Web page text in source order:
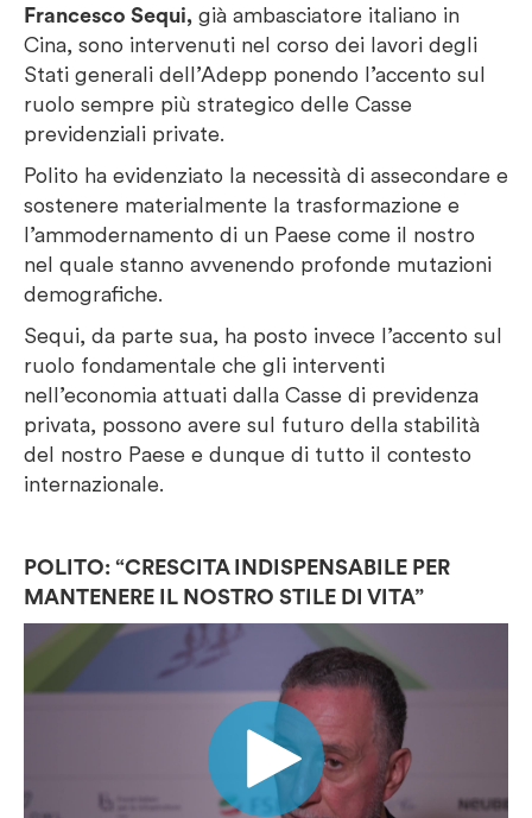
Francesco Sequi, già ambasciatore italiano in
Cina, sono intervenuti nel corso dei lavori degli
Stati generali dell’Adepp ponendo l’accento sul
ruolo sempre più strategico delle Casse
previdenziali private.
Polito ha evidenziato la necessità di assecondare e
sostenere materialmente la trasformazione e
l’ammodernamento di un Paese come il nostro
nel quale stanno avvenendo profonde mutazioni
demografiche.
Sequi, da parte sua, ha posto invece l’accento sul
ruolo fondamentale che gli interventi
nell’economia attuati dalla Casse di previdenza
privata, possono avere sul futuro della stabilità
del nostro Paese e dunque di tutto il contesto
internazionale.
POLITO: “CRESCITA INDISPENSABILE PER
MANTENERE IL NOSTRO STILE DI VITA”